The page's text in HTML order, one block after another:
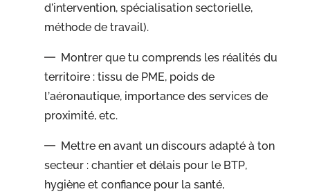
d’intervention, spécialisation sectorielle,
méthode de travail).
Montrer que tu comprends les réalités du
territoire : tissu de PME, poids de
l’aéronautique, importance des services de
proximité, etc.
Mettre en avant un discours adapté à ton
secteur : chantier et délais pour le BTP,
hygiène et confiance pour la santé,